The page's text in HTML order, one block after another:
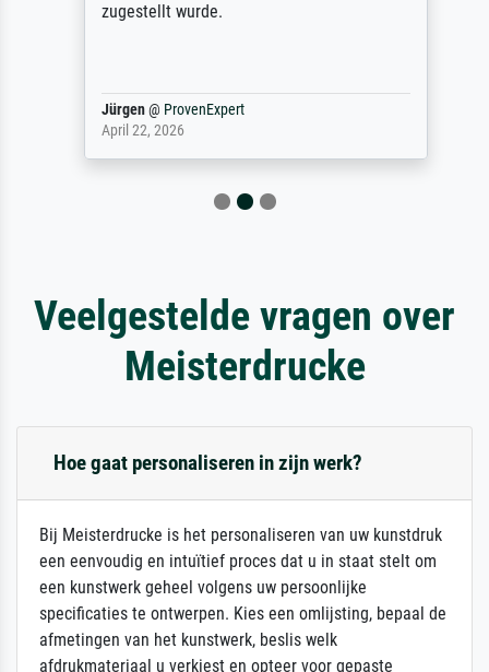
zugestellt wurde.
Jürgen@ProvenExpert
April 22, 2026
Veelgestelde vragen over
Meisterdrucke
Hoe gaat personaliseren in zijn werk?
Bij Meisterdrucke is het personaliseren van uw kunstdruk
een eenvoudig en intuïtief proces dat u in staat stelt om
een kunstwerk geheel volgens uw persoonlijke
specificaties te ontwerpen. Kies een omlijsting, bepaal de
afmetingen van het kunstwerk, beslis welk
afdrukmateriaal u verkiest en opteer voor gepaste